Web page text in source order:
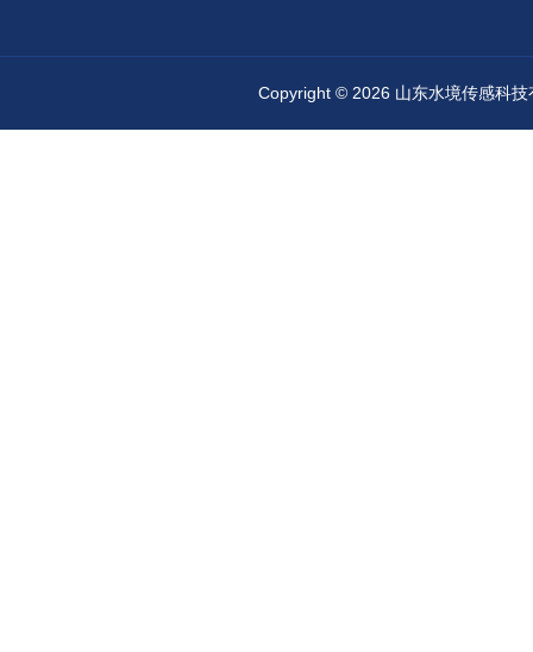
Copyright © 2026 山东水境传感科